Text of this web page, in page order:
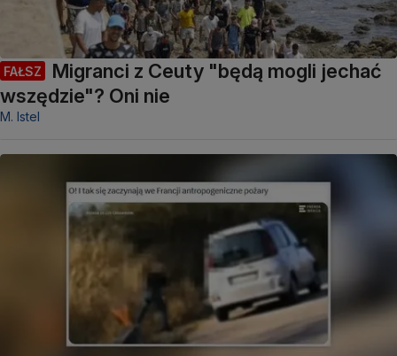
FAŁSZ
Migranci z Ceuty "będą mogli jechać
wszędzie"? Oni nie
M. Istel